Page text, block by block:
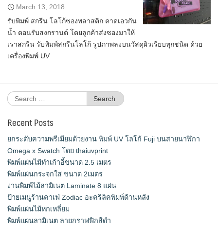
March 13, 2018
รับพิมพ์ สกรีน โลโก้ซองพลาสติก คาดเอวกัน
น้ำ ตอนรับสงกรานต์ โดยลูกค้าส่งซองมาให้
เราสกรีน รับพิมพ์สกรีนโลโก้ รูปภาพลงบนวัสดุผิวเรียบทุกชนิด ด้วย
เครื่องพิมพ์ UV
Search
for:
Recent Posts
ยกระดับความพรีเมียมด้วยงาน พิมพ์ UV โลโก้ Fuji บนสายนาฬิกา
Omega x Swatch โดย thaiuvprint
พิมพ์แผ่นไม้ทำเก้าอี้ขนาด 2.5 เมตร
พิมพ์แผ่นกระจกใส ขนาด 2เมตร
งานพิมพ์ไม้ลามิเนต Laminate 8 แผ่น
ป้ายเมนูร้านคาเฟ่ Zodiac อะคริลิคพิมพ์ด้านหลัง
พิมพ์แผ่นไม้หกเหลี่ยม
พิมพ์แผ่นลามิเนต ลายกราฟฟิกสีดำ